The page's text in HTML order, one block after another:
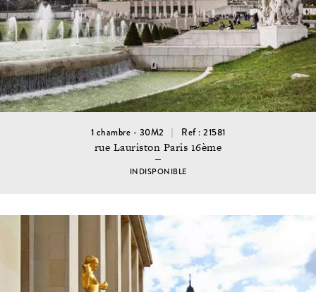
1 chambre - 30M2 Ref : 21581
rue Lauriston Paris 16ème
INDISPONIBLE